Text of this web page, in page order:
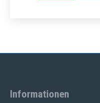
Informationen